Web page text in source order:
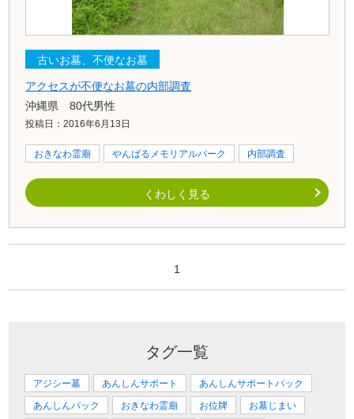
古いお墓、不便なお墓
アクセスが不便なお墓の内部調査
沖縄県 80代男性
投稿日：2016年6月13日
おきなわ霊廟 やんばるメモリアルパーク 内部調査
くわしく見る
1
タグ一覧
アジシー墓 あんしんサポート
あんしんサポートパック
あんしんパック
おきなわ霊廟 お位牌
お墓じまい